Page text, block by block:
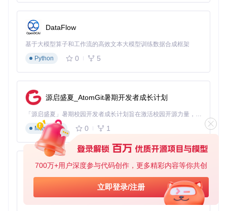
700万+用户深度参与代码创作，更多精彩内容等你共创
立即登录/注册
DataFlow
基于大模型算子和工作流的高效文本大模型训练数据合成框架
Python
0 5
源启盛夏_AtomGit暑期开发者成长计划
「源启盛夏」暑期校园开发者成长计划旨在激活校园开源力量，通过积分激励、认证扶持、资源倾斜等形式，引导高校组织和开发者完成「入驻 — 建项目 — 做贡献 — 获认证 — 得资源」的完整闭环。无论你是想带领社团入驻平台的组织者，还是希望用代码贡献证明自己的开发者，都能在这里找到属于你的成长路径。
Markdown
0 1
py-xiaozhi
基于Python的Xiaozhi AI，适用于想要完整Xiaozhi体验而无需拥有专用硬件的用户。
Python
0 1